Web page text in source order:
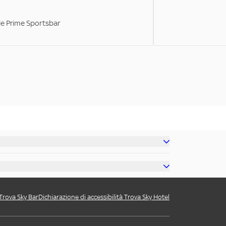
Prime Sportsbar
Sky BarDichiarazione di accessibilità Trova Sky Hotel